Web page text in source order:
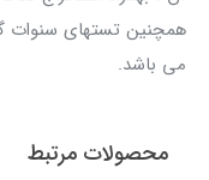
همچنین تستهای سنوات
می باشد.
محصولات مرتبط